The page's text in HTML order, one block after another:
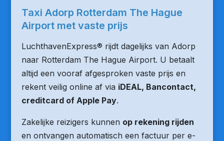
Taxi Adorp Rotterdam The Hague
Airport met vaste prijs
LuchthavenExpress® rijdt dagelijks van Adorp
naar Rotterdam The Hague Airport. U betaalt
altijd een vooraf afgesproken vaste prijs en
rekent veilig online af via iDEAL, Bancontact,
creditcard of Apple Pay.
Zakelijke reizigers kunnen op rekening rijden
en ontvangen automatisch een factuur per e-